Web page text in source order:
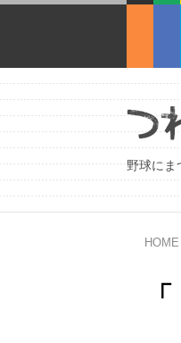
野球にま
HOME